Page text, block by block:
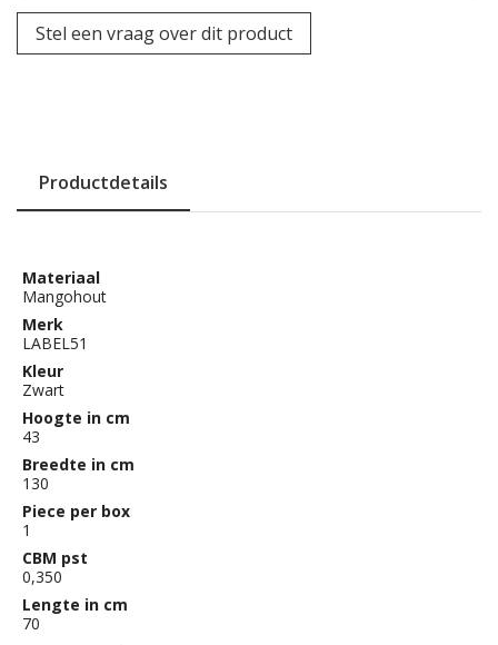
Stel een vraag over dit product
Productdetails
Materiaal
Mangohout
Merk
LABEL51
Kleur
Zwart
Hoogte in cm
43
Breedte in cm
130
Piece per box
1
CBM pst
0,350
Lengte in cm
70